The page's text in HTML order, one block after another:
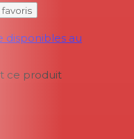
disponibles au
ce produit